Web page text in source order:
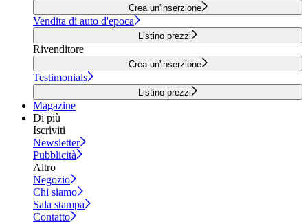
Crea un'inserzione
Vendita di auto d'epoca
Listino prezzi
Rivenditore
Crea un'inserzione
Testimonials
Listino prezzi
Magazine
Di più
Iscriviti
Newsletter
Pubblicità
Altro
Negozio
Chi siamo
Sala stampa
Contatto